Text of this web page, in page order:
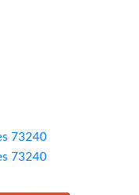
73240
73240